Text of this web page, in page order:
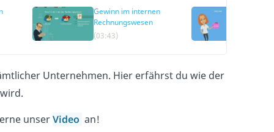
Gewinn im internen
Rechnungswesen
(03:43)
Unternehmen. Hier erfährst du wie der
unserVideo an!